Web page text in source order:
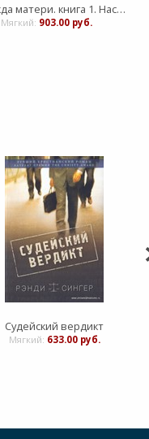
Надежда матери. книга 1. Наследие Марты
Мягкий: 903.00 руб.
Судейский вердикт
Мягкий: 633.00 руб.